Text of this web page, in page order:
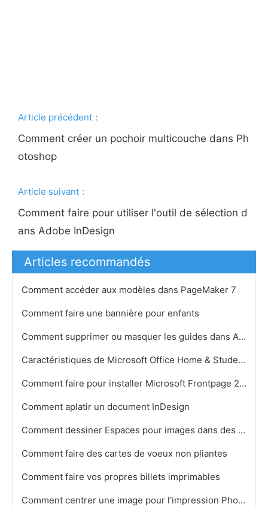
Article précédent：
Comment créer un pochoir multicouche dans Ph
otoshop
Article suivant：
Comment faire pour utiliser l'outil de sélection d
ans Adobe InDesign
Articles recommandés
Comment accéder aux modèles dans PageMaker 7
Comment faire une bannière pour enfants
Comment supprimer ou masquer les guides dans Adobe Photoshop
Caractéristiques de Microsoft Office Home & Student Editions
Comment faire pour installer Microsoft Frontpage 2003
Comment aplatir un document InDesign
Comment dessiner Espaces pour images dans des documents PageMaker
Comment faire des cartes de voeux non pliantes
Comment faire vos propres billets imprimables
Comment centrer une image pour l'impression Photoshop CS